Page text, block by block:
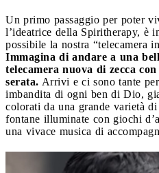
Un primo passaggio per poter
l’ideatrice della Spiritherapy, è
possibile la nostra “telecamera
Immagina di andare a una
telecamera nuova di zecca
serata. Arrivi e ci sono tante
imbandita di ogni ben di Dio,
colorati da una grande varietà
fontane illuminate con giochi
una vivace musica di